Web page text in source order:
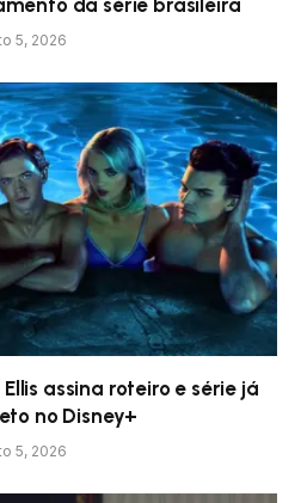
5, 2026
assina roteiro e série já
no Disney+
5, 2026